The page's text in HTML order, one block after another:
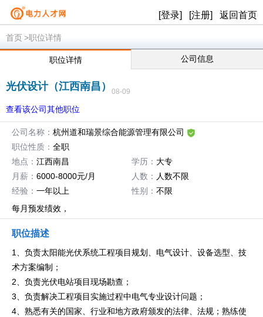
[登录] [注册] 返回首页
首页>职位详情
职位详情 公司信息
光伏设计（江西南昌） 08-09
查看该公司其他职位
公司名称： 杭州道和瑞景综合能源管理有限公司
职位性质： 全职
地点： 江西南昌 学历： 大专
月薪： 6000-8000元/月 人数： 人数不限
经验： 一年以上 性别： 不限
每月预发绩效，
职位描述
1、负责太阳能光伏系统工程项目规划、电气设计、设备选型、技
术方案编制；
2、负责光伏电站项目现场勘查；
3、负责解决工程项目实施过程中电气专业设计问题；
4、熟悉有关的国家、行业和地方政府颁发的法律、法规；熟练使